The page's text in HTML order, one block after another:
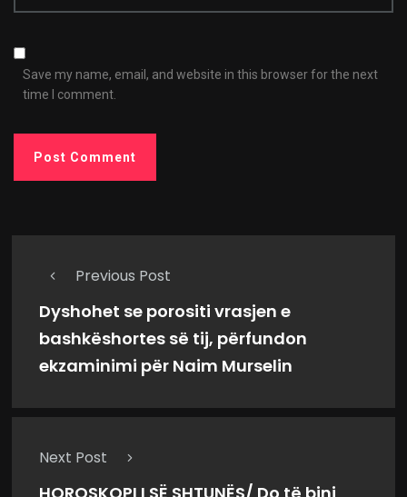
Save my name, email, and website in this browser for the next
time I comment.
Previous Post
Dyshohet se porositi vrasjen e
bashkëshortes së tij, përfundon
ekzaminimi për Naim Murselin
Next Post